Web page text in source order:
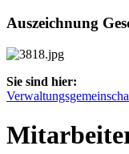
Auszeichnung
Sie sind hier: